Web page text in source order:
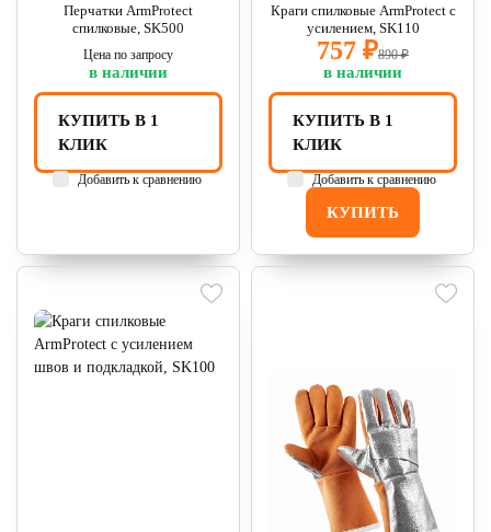
Перчатки ArmProtect
спилковые, SK500
Цена по запросу
в наличии
КУПИТЬ В 1
КЛИК
Добавить к сравнению
Краги спилковые ArmProtect с
усилением, SK110
757 ₽890 ₽
в наличии
КУПИТЬ
КУПИТЬ В 1
КЛИК
Добавить к сравнению